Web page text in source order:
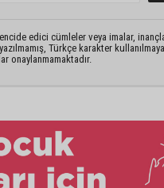
edici cümleler veya imalar,
Türkçe karakter
onaylanmamaktadır.